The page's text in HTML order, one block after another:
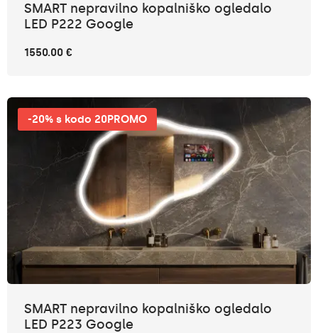
SMART nepravilno kopalniško ogledalo
LED P222 Google
1550.00 €
-20% s kodo 20PROMO
SMART nepravilno kopalniško ogledalo
LED P223 Google